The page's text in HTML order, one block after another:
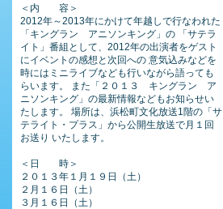
＜内 容＞
2012年～2013年にかけて年越しで行なわれた
「キングラン アニソンキング」の 「サテラ
イト」番組として、2012年の出演者をゲスト
にイベントの感想と次回への 意気込みなどを
時にはミニライブなども行いながら語っても
らいます。 また「２０１３ キングラン ア
ニソンキング」の最新情報などもお知らせい
たします。 場所は、浜松町文化放送1階の「サ
テライト・プラス」から公開生放送で月１回
お送り いたします。
＜日 時＞
２０１３年１月１９日（土）
２月１６日（土）
３月１６日（土）